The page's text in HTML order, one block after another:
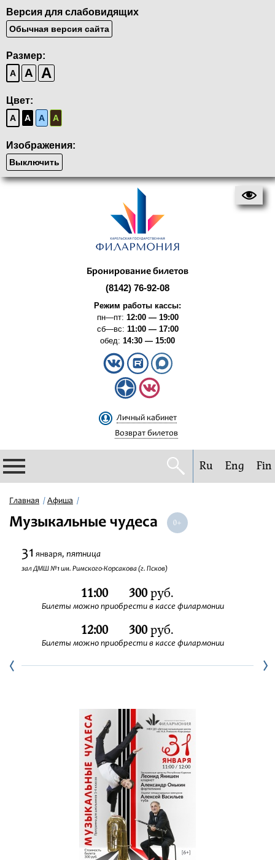
Версия для слабовидящих
Обычная версия сайта
Размер:
A A A
Цвет:
A A A A
Изображения:
Выключить
Бронирование билетов
(8142) 76-92-08
Режим работы кассы:
пн—пт: 12:00 — 19:00
сб—вс: 11:00 — 17:00
обед: 14:30 — 15:00
Личный кабинет
Возврат билетов
Филармония
Афиша
Фестивали
Контакты
Ru Eng Fin
Главная Афиша
Музыкальные чудеса
31 января, пятница
зал ДМШ №1 им. Римского-Корсакова (г. Псков)
11:00 300руб.
Билеты можно приобрести в кассе филармонии
12:00 300руб.
Билеты можно приобрести в кассе филармонии